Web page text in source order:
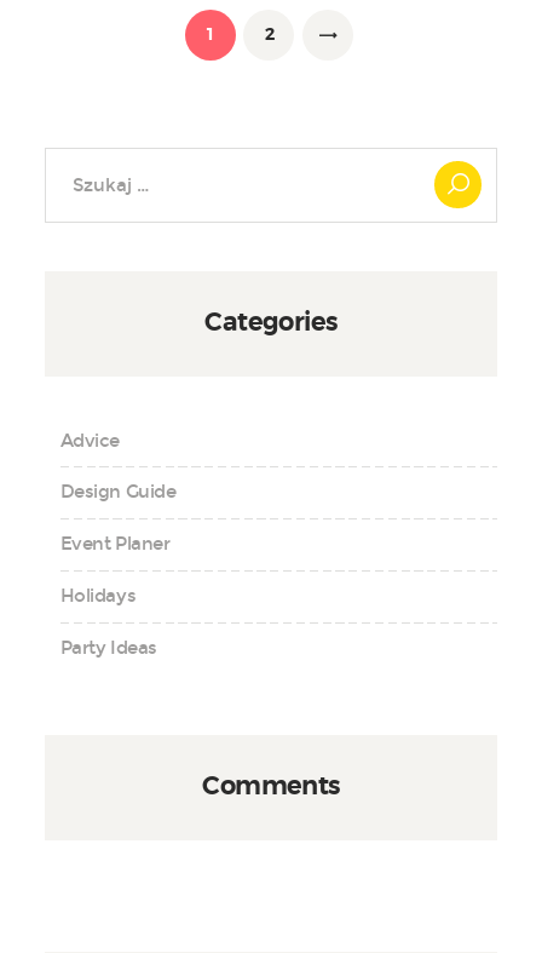
PAGE
1 PAGE
2
Categories
Advice
Design Guide
Event Planer
Holidays
Party Ideas
Comments